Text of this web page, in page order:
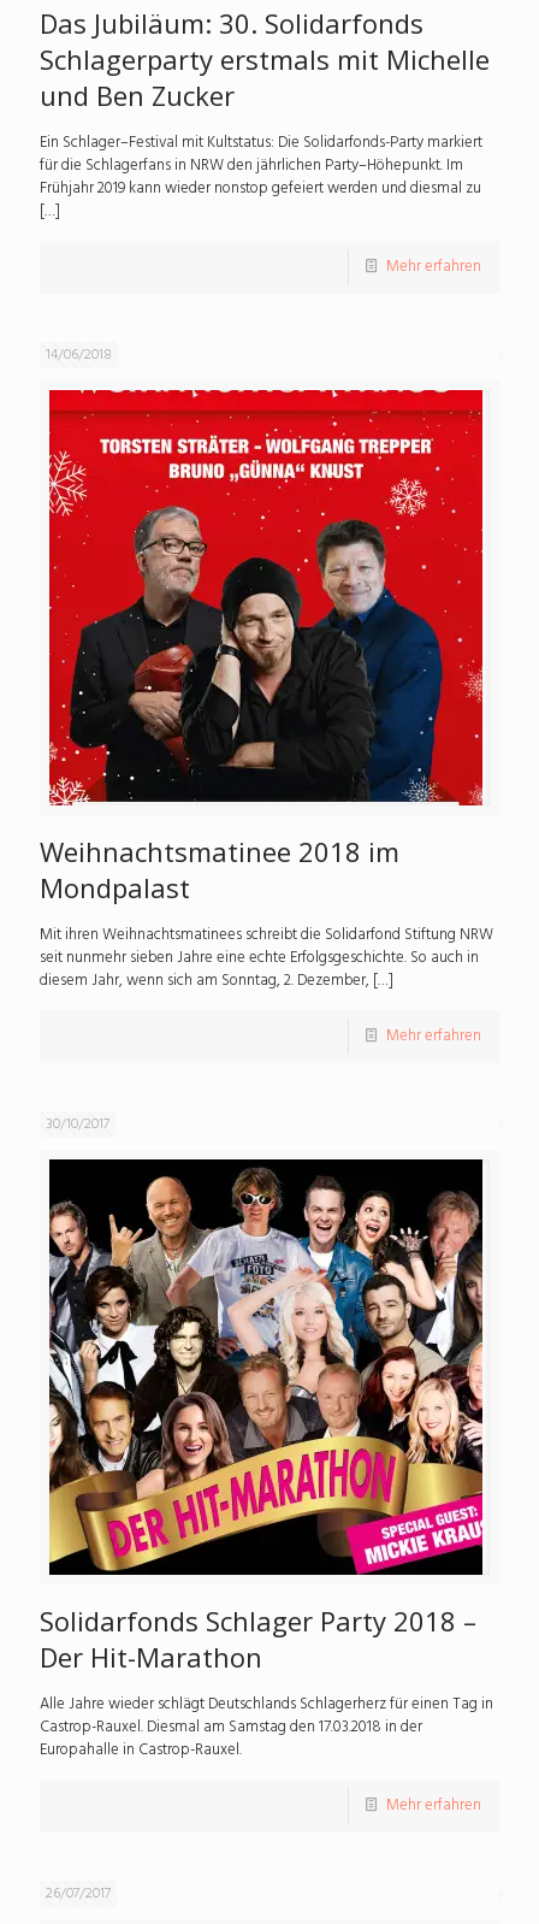
Das Jubiläum: 30. Solidarfonds
Schlagerparty erstmals mit Michelle
und Ben Zucker
Ein Schlager–Festival mit Kultstatus: Die Solidarfonds-Party markiert
für die Schlagerfans in NRW den jährlichen Party–Höhepunkt. Im
Frühjahr 2019 kann wieder nonstop gefeiert werden und diesmal zu
[…]
Mehr erfahren
14/06/2018
Weihnachtsmatinee 2018 im
Mondpalast
Mit ihren Weihnachtsmatinees schreibt die Solidarfond Stiftung NRW
seit nunmehr sieben Jahre eine echte Erfolgsge­schichte. So auch in
die­sem Jahr, wenn sich am Sonntag, 2. Dezember, […]
Mehr erfahren
30/10/2017
Solidarfonds Schlager Party 2018 –
Der Hit-Marathon
Alle Jahre wieder schlägt Deutschlands Schlagerherz für einen Tag in
Castrop-Rauxel. Diesmal am Samstag den 17.03.2018 in der
Europahalle in Castrop-Rauxel.
Mehr erfahren
26/07/2017